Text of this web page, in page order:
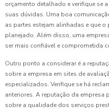
orçamento detalhado e verifique se
suas dúvidas. Uma boa
as partes estejam alinhadas e que
planejado. Além disso, uma
ser mais confiável e comprometida
Outro ponto a considerar é a
sobre a empresa em sites de
especializados. Verifique se há
anteriores. A reputação da
sobre a qualidade dos serviços